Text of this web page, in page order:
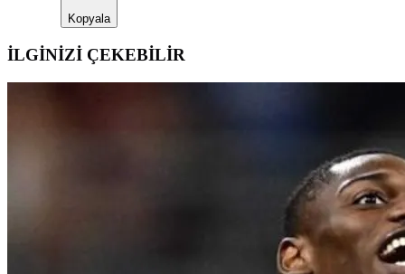
Kopyala
İLGİNİZİ ÇEKEBİLİR